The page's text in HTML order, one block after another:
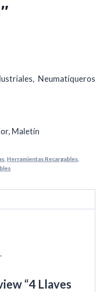
Neumatiqueros
Maletín
, Herramientas Recargables,
“4 Llaves